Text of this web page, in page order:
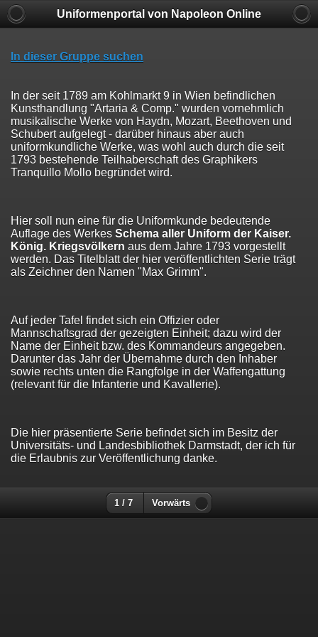
Uniformenportal von Napoleon Online
In dieser Gruppe suchen
In der seit 1789 am Kohlmarkt 9 in Wien befindlichen
Kunsthandlung "Artaria & Comp." wurden vornehmlich
musikalische Werke von Haydn, Mozart, Beethoven und
Schubert aufgelegt - darüber hinaus aber auch
uniformkundliche Werke, was wohl auch durch die seit
1793 bestehende Teilhaberschaft des Graphikers
Tranquillo Mollo begründet wird.
Hier soll nun eine für die Uniformkunde bedeutende
Auflage des Werkes Schema aller Uniform der Kaiser.
König. Kriegsvölkern aus dem Jahre 1793 vorgestellt
werden. Das Titelblatt der hier veröffentlichten Serie trägt
als Zeichner den Namen "Max Grimm".
Auf jeder Tafel findet sich ein Offizier oder
Mannschaftsgrad der gezeigten Einheit; dazu wird der
Name der Einheit bzw. des Kommandeurs angegeben.
Darunter das Jahr der Übernahme durch den Inhaber
sowie rechts unten die Rangfolge in der Waffengattung
(relevant für die Infanterie und Kavallerie).
Die hier präsentierte Serie befindet sich im Besitz der
Universitäts- und Landesbibliothek Darmstadt, der ich für
die Erlaubnis zur Veröffentlichung danke.
1 / 7 Vorwärts